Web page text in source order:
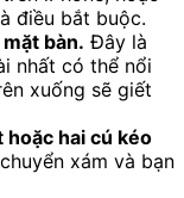
điều bắt buộc.
bàn. Đây là
nhất có thể nổi
xuống sẽ giết
hoặc hai cú kéo
xám và bạn